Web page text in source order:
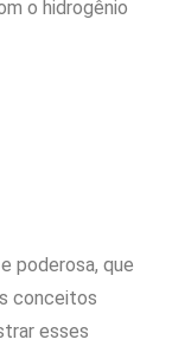
o hidrogênio
poderosa, que
conceitos
esses